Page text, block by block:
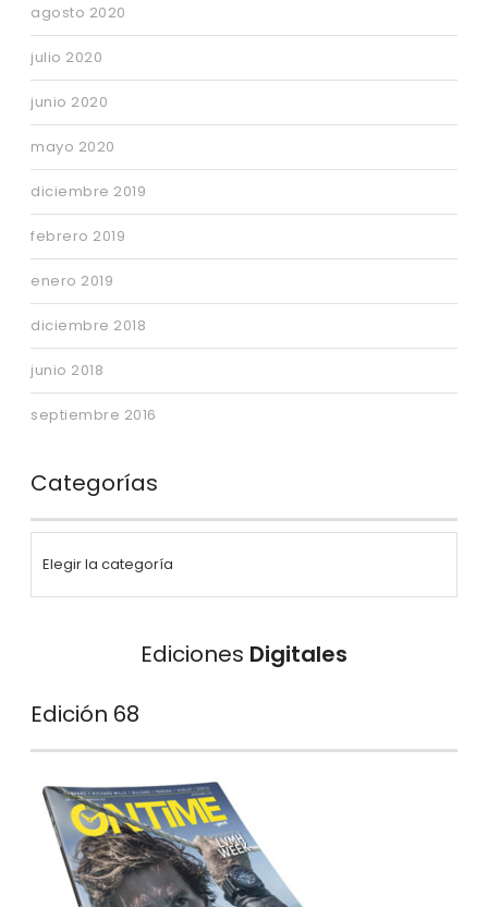
agosto 2020
julio 2020
junio 2020
mayo 2020
diciembre 2019
febrero 2019
enero 2019
diciembre 2018
junio 2018
septiembre 2016
Categorías
Ediciones Digitales
Edición 68